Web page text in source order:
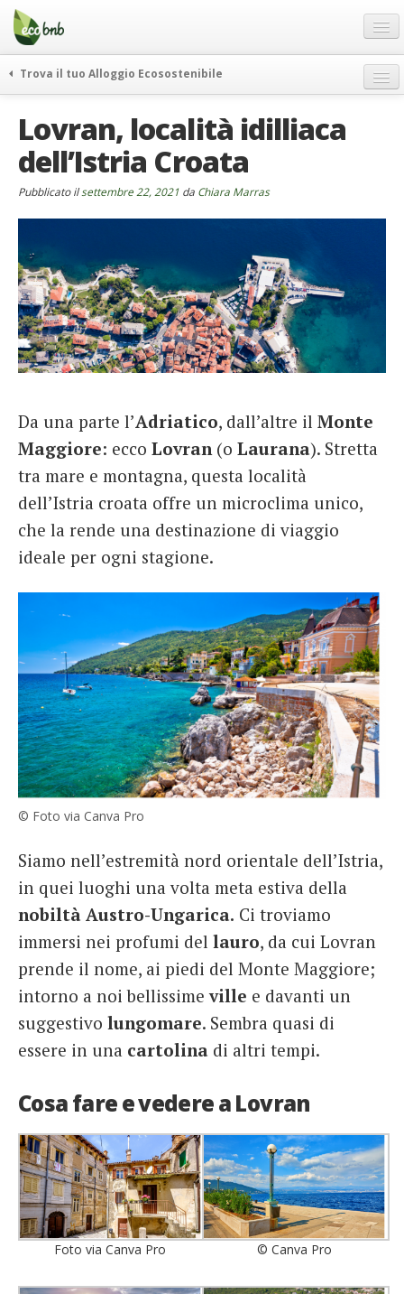
Menu
Salta
contenuto
Offerte Speciali
Regali
FAQ
Chi Siamo
Partner
Contatti
Italiano
German
English
French
Trova il tuo Alloggio Ecosostenibile
itinerari
curiosità
vivere e viaggiare verde
rassegna stampa
Lovran, località idilliaca
dell’Istria Croata
Pubblicato ilsettembre 22, 2021 da Chiara Marras
Da una parte l’Adriatico, dall’altre il Monte
Maggiore: ecco Lovran (o Laurana). Stretta
tra mare e montagna, questa località
dell’Istria croata offre un microclima unico,
che la rende una destinazione di viaggio
ideale per ogni stagione.
© Foto via Canva Pro
Siamo nell’estremità nord orientale dell’Istria,
in quei luoghi una volta meta estiva della
nobiltà Austro-Ungarica. Ci troviamo
immersi nei profumi del lauro, da cui Lovran
prende il nome, ai piedi del Monte Maggiore;
intorno a noi bellissimeville e davanti un
suggestivo lungomare. Sembra quasi di
essere in una cartolina di altri tempi.
Cosa fare e vedere a Lovran
Foto via Canva Pro © Canva Pro